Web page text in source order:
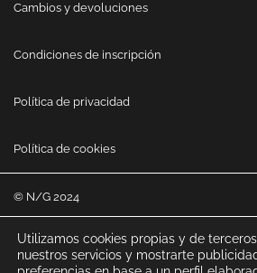
Cambios y devoluciones
Condiciones de inscripción
Política de privacidad
Política de cookies
© N/G 2024
Utilizamos cookies propias y de
nuestros servicios y mostrarte